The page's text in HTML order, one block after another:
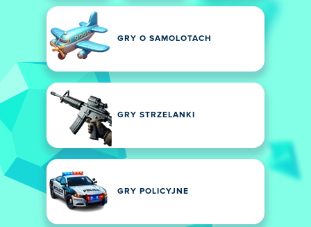
GRY O SAMOLOTACH
GRY STRZELANKI
GRY POLICYJNE